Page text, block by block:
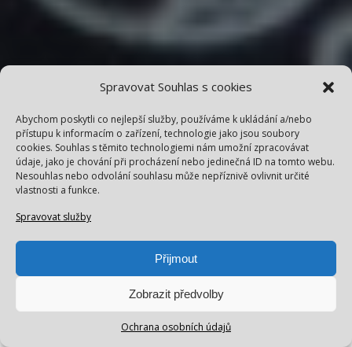
Spravovat Souhlas s cookies
Abychom poskytli co nejlepší služby, používáme k ukládání a/nebo
přístupu k informacím o zařízení, technologie jako jsou soubory
cookies. Souhlas s těmito technologiemi nám umožní zpracovávat
údaje, jako je chování při procházení nebo jedinečná ID na tomto webu.
Nesouhlas nebo odvolání souhlasu může nepříznivě ovlivnit určité
vlastnosti a funkce.
Spravovat služby
Přijmout
Zobrazit předvolby
Ochrana osobních údajů